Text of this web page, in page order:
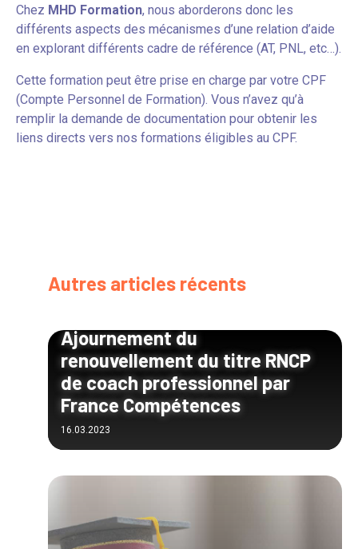
Chez MHD Formation, nous aborderons donc les
différents aspects des mécanismes d’une relation d’aide
en explorant différents cadre de référence (AT, PNL, etc…).
Cette formation peut être prise en charge par votre CPF
(Compte Personnel de Formation). Vous n’avez qu’à
remplir la demande de documentation pour obtenir les
liens directs vers nos formations éligibles au CPF.
Autres articles récents
Ajournement du
renouvellement du titre RNCP
de coach professionnel par
France Compétences
16.03.2023